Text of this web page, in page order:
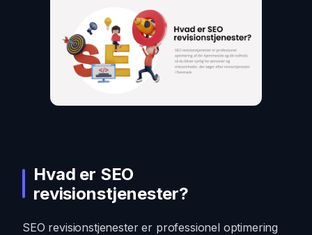
Hvad er SEO
revisionstjenester?
SEO revisionstjenester er professionel optimering